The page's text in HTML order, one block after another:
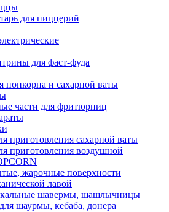
для пиццерий
для фаст-фуда
попкорна и сахарной ваты
части для фритюрниц
приготовления сахарной ваты
приготовления воздушной
жарочные поверхности
лавой
шавермы, шашлычницы
шаурмы, кебаба, донера